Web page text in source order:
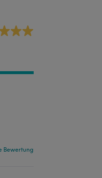
Bewertung